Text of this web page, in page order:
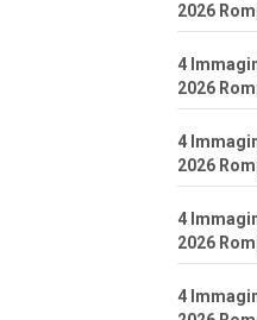
2026
4
2026
4
2026
4
2026
4